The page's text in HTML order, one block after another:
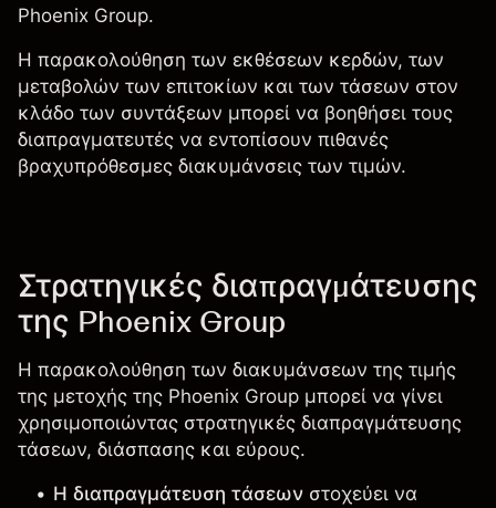
Phoenix Group.
Η παρακολούθηση των εκθέσεων κερδών, των
μεταβολών των επιτοκίων και των τάσεων στον
κλάδο των συντάξεων μπορεί να βοηθήσει τους
διαπραγματευτές να εντοπίσουν πιθανές
βραχυπρόθεσμες διακυμάνσεις των τιμών.
Στρατηγικές διαπραγμάτευσης
της Phoenix Group
Η παρακολούθηση των διακυμάνσεων της τιμής
της μετοχής της Phoenix Group μπορεί να γίνει
χρησιμοποιώντας στρατηγικές διαπραγμάτευσης
τάσεων, διάσπασης και εύρους.
Η διαπραγμάτευση τάσεων στοχεύει να